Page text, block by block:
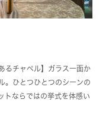
るチャペル】ガラス一面か
。ひとつひとつのシーンの
トならではの挙式を体感い